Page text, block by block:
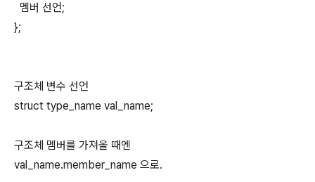
멤버 선언;
};
구조체 변수 선언
struct type_name val_name;
구조체 멤버를 가져올 때엔
val_name.member_name 으로.